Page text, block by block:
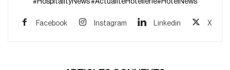
Facebook Instagram Linkedin X